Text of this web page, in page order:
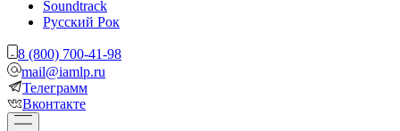
Soundtrack
Русский Рок
8 (800) 700-41-98
mail@iamlp.ru
Телеграмм
Вконтакте